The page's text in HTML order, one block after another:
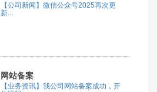
【公司新闻】微信公众号2025再次更
新...
网站备案
【业务资讯】我公司网站备案成功，开